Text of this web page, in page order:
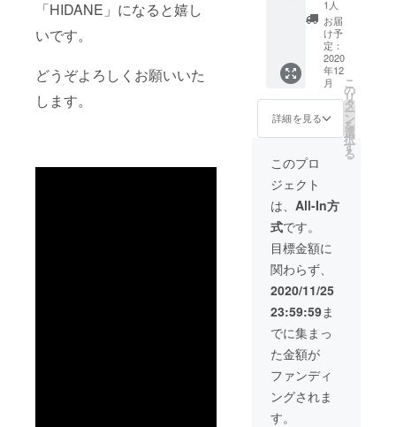
「HIDANE」になると嬉し
いです。
どうぞよろしくお願いいた
します。
より本
数が変
わる場
合がご
ざいま
料込の
価格で
す
成用袋
（HIDA
NEデザ
イン入
り）×1
・麻紐
×2 ・焚
き付け
※ 若干
のサイ
ズ差に
より本
数が変
わる場
合がご
ざいま
す ※ イ
ヤリン
グの同
梱ス
ペース
確保の
為短い
木が混
ざりま
す ※ 送
リー
（ピア
ス）の
セット
【セッ
ト内
容】 ・
アクセ
サリー
（ピア
ス） ・
鉋屑の
着火剤
×4 ・着
火剤作
成用袋
×6 ・着
火剤作
成用袋
（HIDA
NEデザ
イン入
り）×1
・麻紐
×2 ・焚
き付け
用の木×
約30本
1人
お届
け予
定：
2020
年12
月
詳細を見る
こ
の
リ
タ
ー
ン
を
選
択
す
る
このプロ
ジェクト
は、 All-In方
式です。
目標金額に
関わらず、
2020/11/25
23:59:59ま
でに集まっ
た金額が
ファンディ
ングされま
す。